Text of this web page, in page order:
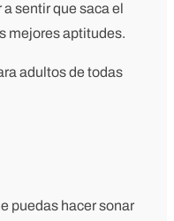
sentir que saca el
mejores aptitudes.
adultos de todas
puedas hacer sonar